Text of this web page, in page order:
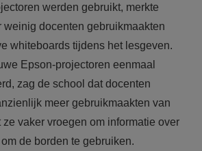
werden gebruikt, merkte
weinig docenten gebruikmaakten
whiteboards tijdens het lesgeven.
Epson-projectoren eenmaal
zag de school dat docenten
meer gebruikmaakten van
vaker vroegen om informatie over
de borden te gebruiken.